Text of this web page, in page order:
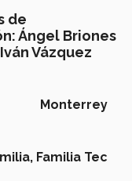
de
Ángel Briones
Vázquez
Monterrey
Familia Tec